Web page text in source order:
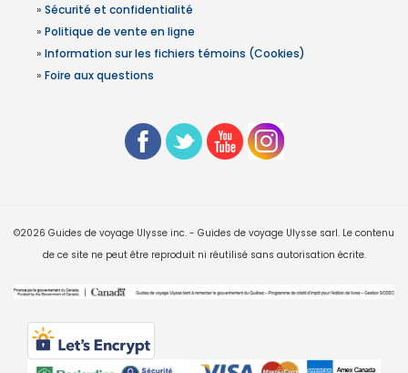
» Sécurité et confidentialité
» Politique de vente en ligne
» Information sur les fichiers témoins (Cookies)
» Foire aux questions
©2026 Guides de voyage Ulysse inc. - Guides de voyage Ulysse sarl. Le contenu
de ce site ne peut être reproduit ni réutilisé sans autorisation écrite.